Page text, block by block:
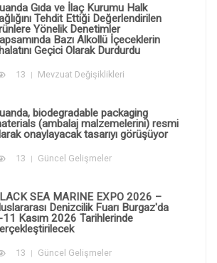
Gıda ve İlaç Kurumu Halk
Tehdit Ettiği Değerlendirilen
Yönelik Denetimler
Bazı Alkollü İçeceklerin
Geçici Olarak Durdurdu
13 Mevzuat Değişiklikleri
biodegradable packaging
(ambalaj malzemelerini) resmi
onaylayacak tasarıyı görüşüyor
13 Güncel Gelişmeler
SEA MARINE EXPO 2026 –
Denizcilik Fuarı Burgaz'da
Kasım 2026 Tarihlerinde
13 Güncel Gelişmeler